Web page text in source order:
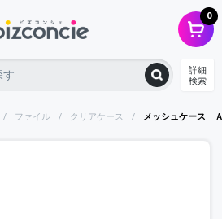
0
詳細
検索
ファイル クリアケース メッシュケース